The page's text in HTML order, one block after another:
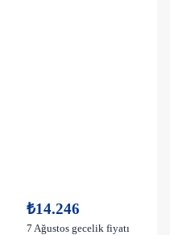
₺14.246
7 Ağustos gecelik fiyatı